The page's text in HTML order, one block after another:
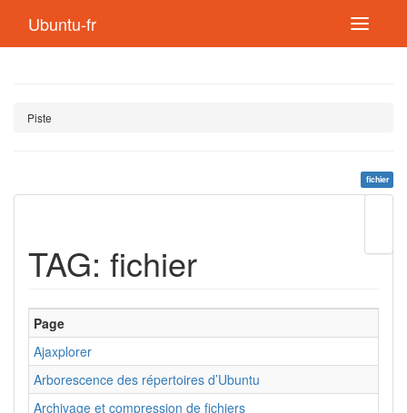
Ubuntu-fr
Piste
fichier
page
TAG: fichier
Page
Ajaxplorer
Arborescence des répertoires d’Ubuntu
Archivage et compression de fichiers